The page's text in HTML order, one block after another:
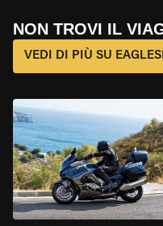
NON TROVI IL
VEDI DI PIÙ SU